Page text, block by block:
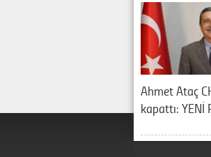
Ahmet Ataç
kapattı: